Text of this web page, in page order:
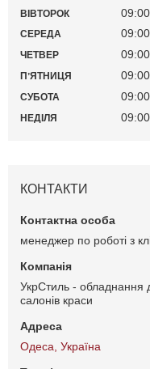
ВІВТОРОК 09:00
СЕРЕДА 09:00
ЧЕТВЕР 09:00
ПʼЯТНИЦЯ 09:00
СУБОТА 09:00
НЕДІЛЯ 09:00
КОНТАКТИ
менеджер по роботі з
УкрСтиль - обладнання
салонів краси
Одеса, Україна